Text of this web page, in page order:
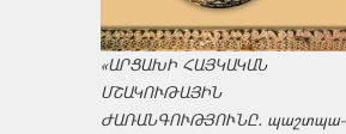
«ԱՐՑԱԽԻ ՀԱՅԿԱԿԱՆ
ՄՇԱԿՈՒԹԱՅԻՆ
ԺԱՌԱՆԳՈՒԹՅՈՒՆԸ․ պաշտպա­